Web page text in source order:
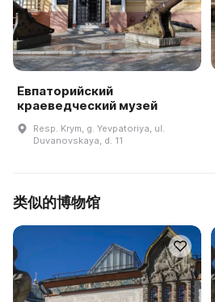
Евпаторийский
краеведческий музей
Resp. Krym, g. Yevpatoriya, ul.
Duvanovskaya, d. 11
类似的博物馆